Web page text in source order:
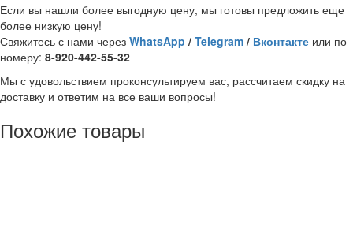
Если вы нашли более выгодную цену, мы готовы предложить еще
более низкую цену!
Свяжитесь с нами через WhatsApp / Telegram / Вконтакте или по
номеру: 8-920-442-55-32
Мы с удовольствием проконсультируем вас, рассчитаем скидку на
доставку и ответим на все ваши вопросы!
Похожие товары